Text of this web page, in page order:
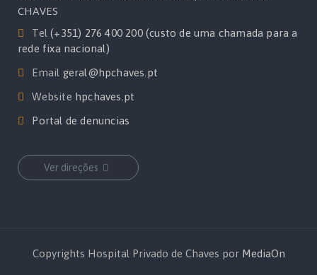
CHAVES
Tel(+351) 276 400 200 (custo de uma chamada para a
rede fixa nacional)
Email geral@hpchaves.pt
Website hpchaves.pt
Portal de denuncias
Ver direções
Copyrights Hospital Privado de Chaves por MediaOn